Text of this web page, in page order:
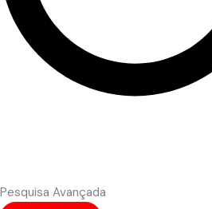
Pesquisa Avançada